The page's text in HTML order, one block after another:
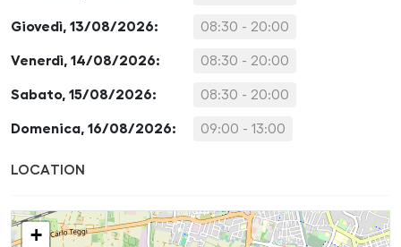
Giovedì, 13/08/2026: 08:30 - 20:00
Venerdì, 14/08/2026: 08:30 - 20:00
Sabato, 15/08/2026: 08:30 - 20:00
Domenica, 16/08/2026: 09:00 - 13:00
LOCATION
+